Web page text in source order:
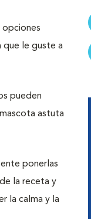
que le guste a
pueden
astuta
ponerlas
la receta y
la calma y la